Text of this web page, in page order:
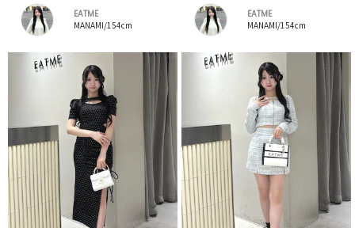
EATME
MANAMI/154cm
EATME
MANAMI/154cm